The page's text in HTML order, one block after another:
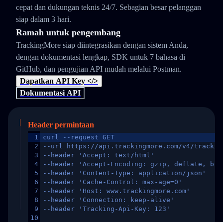
cepat dan dukungan teknis 24/7. Sebagian besar pelanggan
siap dalam 3 hari.
Ramah untuk pengembang
TrackingMore siap diintegrasikan dengan sistem Anda,
dengan dokumentasi lengkap, SDK untuk 7 bahasa di
GitHub, dan pengujian API mudah melalui Postman.
Dapatkan API Key </>
Dokumentasi API
Header permintaan
1
2
3
4
5
6
7
8
9
10
curl --request GET
--url https://api.trackingmore.com/v4/trackings/
--header 'Accept: text/html'
--header 'Accept-Encoding: gzip, deflate,
--header 'Content-Type: application/json'
--header 'Cache-Control: max-age=0'
--header 'Host: www.trackingmore.com'
--header 'Connection: keep-alive'
--header 'Tracking-Api-Key: 123'